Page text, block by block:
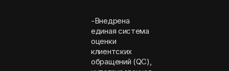
-Внедрена
единая система
оценки
клиентских
обращений (QC),